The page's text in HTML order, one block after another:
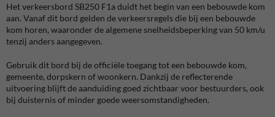
Het verkeersbord SB250 F1a duidt het begin van een bebouwde kom
aan. Vanaf dit bord gelden de verkeersregels die bij een bebouwde
kom horen, waaronder de algemene snelheidsbeperking van 50 km/u
tenzij anders aangegeven.
Gebruik dit bord bij de officiële toegang tot een bebouwde kom,
gemeente, dorpskern of woonkern. Dankzij de reflecterende
uitvoering blijft de aanduiding goed zichtbaar voor bestuurders, ook
bij duisternis of minder goede weersomstandigheden.